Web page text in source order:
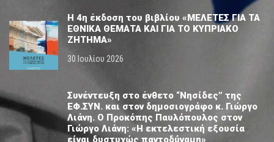
Η 4η έκδοση του βιβλίου «ΜΕΛΕΤΕΣ ΓΙΑ ΤΑ
ΕΘΝΙΚΑ ΘΕΜΑΤΑ ΚΑΙ ΓΙΑ ΤΟ ΚΥΠΡΙΑΚΟ
ΖΗΤΗΜΑ»
30 Ιουλίου 2026
Συνέντευξη στο ένθετο “Νησίδες” της
ΕΦ.ΣΥΝ. και στον δημοσιογράφο κ. Γιώργο
Λιάνη. Ο Προκόπης Παυλόπουλος στον
Γιώργο Λιάνη: «Η εκτελεστική εξουσία
είναι δυστυχώς παντοδύναμη»